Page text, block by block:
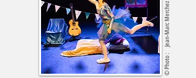
Jean-Marc Merchez
© Photo :